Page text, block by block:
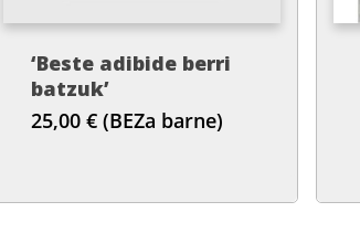
‘Beste adibide berri
batzuk’
25,00€ (BEZa barne)